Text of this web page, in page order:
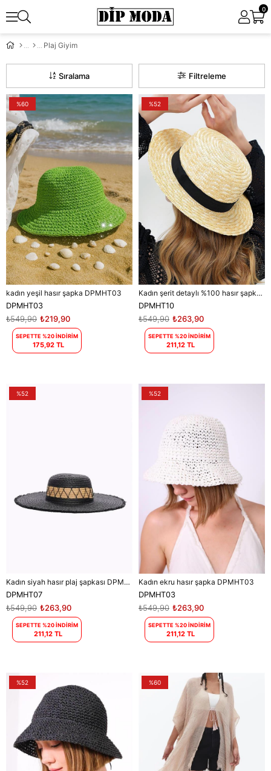
0
Plaj Giyim
Filtreleme
Sıralama
kadın yeşil hasır şapka DPMHT03
DPMHT03
₺219,90
₺549,90
SEPETTE %20 İNDİRİM
175,92 TL
%60
Kadın şerit detaylı %100 hasır şapka DPMHT10
DPMHT10
₺263,90
₺549,90
SEPETTE %20 İNDİRİM
211,12 TL
%52
Kadın siyah hasır plaj şapkası DPMHT07
DPMHT07
₺263,90
₺549,90
SEPETTE %20 İNDİRİM
211,12 TL
%52
Kadın ekru hasır şapka DPMHT03
DPMHT03
₺263,90
₺549,90
SEPETTE %20 İNDİRİM
211,12 TL
%52
%52 %60